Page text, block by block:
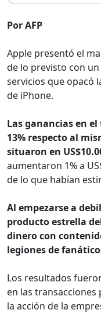
Por AFP
Apple presentó el
de lo previsto con
servicios que opacó
de iPhone.
Las ganancias en
13% respecto al
situaron en
aumentaron 1% a
de lo que habían
Al empezarse a
producto estrella
dinero con
legiones de
Los resultados
en las
la acción de la